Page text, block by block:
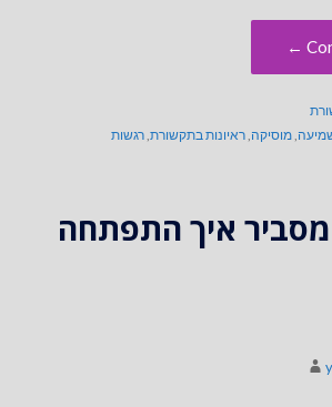
מוסיקה ראיונות בתקשורת, רגשות
מסביר איך התפתחה